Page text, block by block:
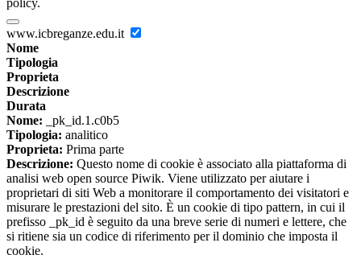
policy.
www.icbreganze.edu.it
Nome
Tipologia
Proprieta
Descrizione
Durata
Nome: _pk_id.1.c0b5
Tipologia: analitico
Proprieta: Prima parte
Descrizione: Questo nome di cookie è associato alla piattaforma di
analisi web open source Piwik. Viene utilizzato per aiutare i
proprietari di siti Web a monitorare il comportamento dei visitatori e
misurare le prestazioni del sito. È un cookie di tipo pattern, in cui il
prefisso _pk_id è seguito da una breve serie di numeri e lettere, che
si ritiene sia un codice di riferimento per il dominio che imposta il
cookie.